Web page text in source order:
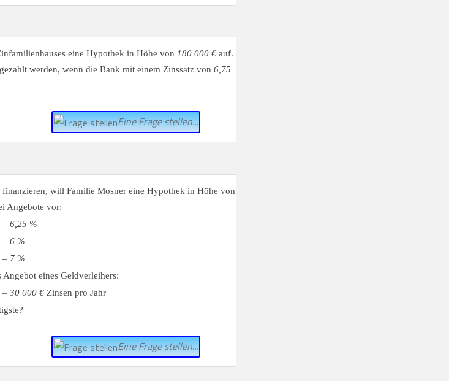
eine Hypothek in Höhe von 180 000 € auf.
werden, wenn die Bank mit einem Zinssatz von 6,75
Eine Frage stellen...
will Familie Mosner eine Hypothek in Höhe von
Angebote vor:
– 6,25 %
– 6 %
– 7 %
eines Geldverleihers:
– 30 000 € Zinsen pro Jahr
Eine Frage stellen...